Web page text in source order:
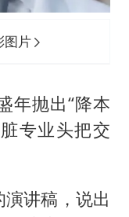
图片
年抛出“降本
专业头把交
讲稿，说出